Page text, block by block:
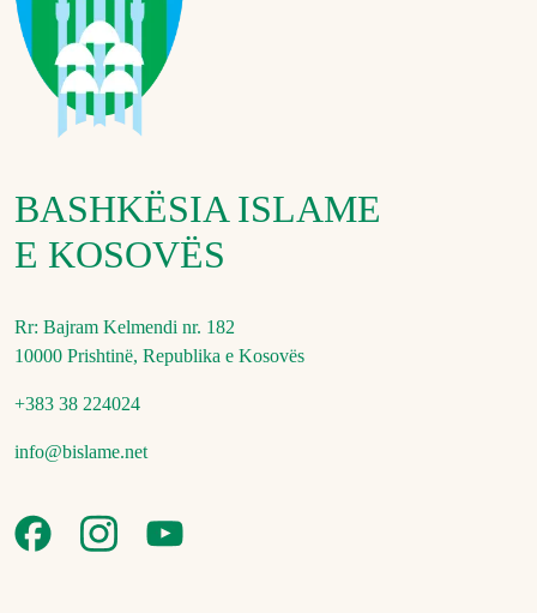
BASHKËSIA ISLAME
E KOSOVËS
Rr: Bajram Kelmendi nr. 182
10000 Prishtinë, Republika e Kosovës
+383 38 224024
info@bislame.net